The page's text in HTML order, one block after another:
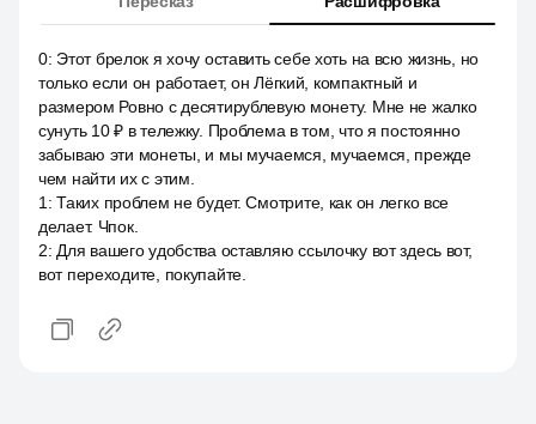
0: Этот брелок я хочу оставить себе хоть на всю жизнь, но
только если он работает, он Лёгкий, компактный и
размером Ровно с десятирублевую монету. Мне не жалко
сунуть 10 ₽ в тележку. Проблема в том, что я постоянно
забываю эти монеты, и мы мучаемся, мучаемся, прежде
чем найти их с этим.
1 :Таких проблем не будет. Смотрите, как он легко все
делает. Чпок.
2: Для вашего удобства оставляю ссылочку вот здесь вот,
вот переходите, покупайте.